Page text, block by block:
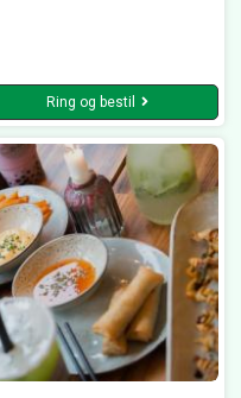
Ring og bestil